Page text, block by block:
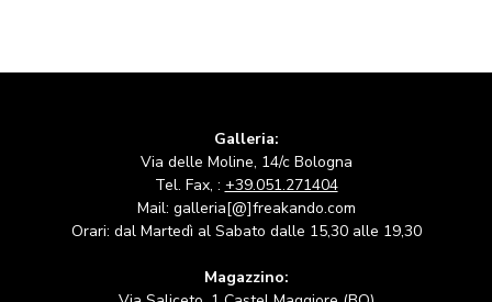
Galleria:
Via delle Moline, 14/c Bologna
Tel. Fax, : +39.051.271404
Mail: galleria[@]freakando.com
Orari: dal Martedì al Sabato dalle 15,30 alle 19,30
Magazzino: